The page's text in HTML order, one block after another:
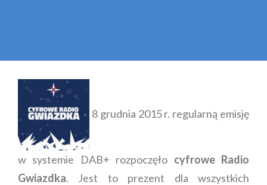
8 grudnia 2015 r. regularną emisję
w systemie DAB+ rozpoczęło cyfrowe Radio
Gwiazdka. Jest to prezent dla wszystkich